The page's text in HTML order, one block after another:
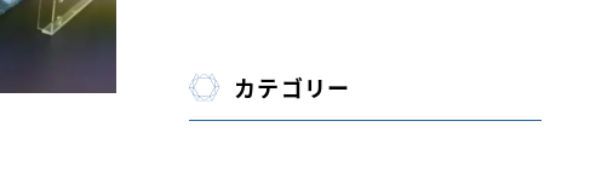
カテゴリー